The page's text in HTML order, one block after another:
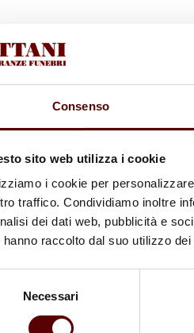
Consenso
sito web utilizza i cookie
i cookie per
traffico. Condividiamo inoltre
dei dati web, pubblicità e
hanno raccolto dal suo utilizzo
Necessari